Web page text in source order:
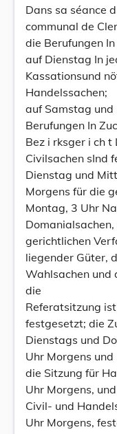
Dans sa séance
communal de
die Berufungen
auf Dienstag In
Kassationsund
Handelssachen;
auf Samstag
Berufungen In
Bez i rksger i ch
Civilsachen sInd
Dienstag und
Morgens für die
Montag, 3 Uhr
gerichtlichen
liegender Güter,
Wahlsachen und
die
Referatsitzung
festgesetzt; die
Dienstags und
Uhr Morgens
die Sitzung für
Uhr Morgens,
Civil- und
Uhr Morgens,